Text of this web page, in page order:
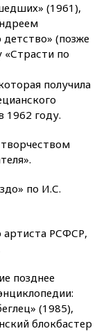
(1961),
(позже
по
получила
1962 году.
по И.С.
артиста РСФСР,
позднее
(1985),
блокбастер